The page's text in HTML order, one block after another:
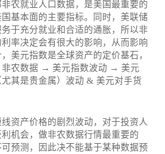
农就业人口数据，是美国最重要的
基本面的主要指标。同时，美联储
于充分就业和合适的通胀，所以非
率决定会有很大的影响，从而影响
美元指数是全球资产的定价基石，
非农数据 → 美元指数波动 → 美元
其是贵金属）波动 & 美元对手货
资产价格的剧烈波动，对于投资人
机会，做非农数据行情最重要的
预测，因此决不能基于某种数据预